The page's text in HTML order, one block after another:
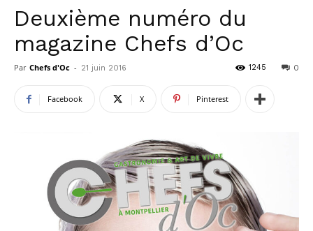
Deuxième numéro du
magazine Chefs d’Oc
Par Chefs d'Oc - 21 juin 2016 0
1245
Facebook X Pinterest